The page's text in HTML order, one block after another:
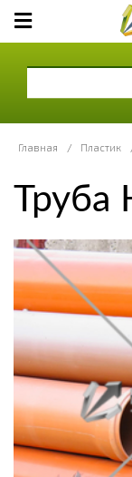
Главная / Пластик
Труба